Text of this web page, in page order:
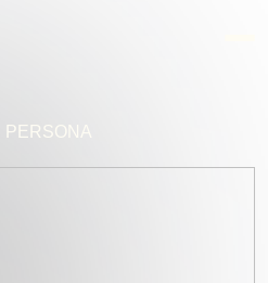
PERSONA